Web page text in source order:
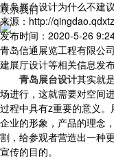
联系我们
青岛展台设计为什么不建
来源：http://
发布时间：2020-5-26
青岛信通展览工程有限公
建展厅设计等相关信息发
青岛展台设计其实就
场进行，这就需要对空间
过程中具有z重要的意义
企业的形象，产品的理念
割，给参观者营造出一种
宣传的目的。